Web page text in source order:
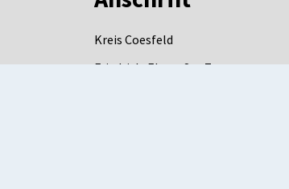
Kreis Coesfeld
Friedrich-Ebert-Str. 7